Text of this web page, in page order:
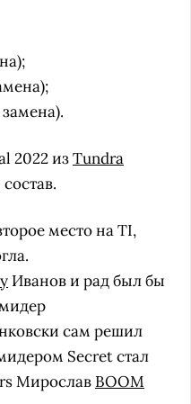
2022 изTundra
место на TI,
Иванов и рад был бы
сам решил
Secret стал
Мирослав BOOM